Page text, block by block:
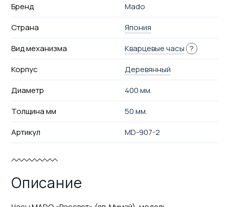
Бренд
Mado
Страна
Япония
Вид механизма
Кварцевые часы ?
Корпус
Деревянный
Диаметр
400 мм.
Толщина мм
50 мм.
Артикул
MD-907-2
Описание